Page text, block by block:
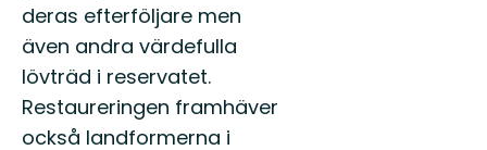
deras efterföljare men
även andra värdefulla
lövträd i reservatet.
Restaureringen framhäver
också landformerna i